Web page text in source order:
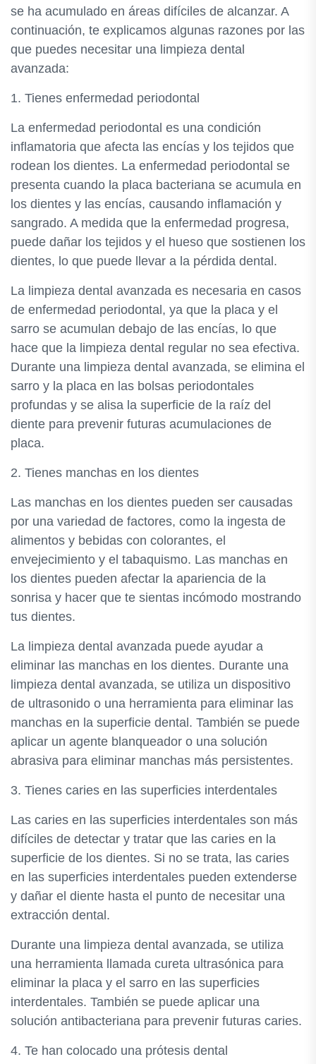
se ha acumulado en áreas difíciles de alcanzar. A
continuación, te explicamos algunas razones por las
que puedes necesitar una limpieza dental
avanzada:
1. Tienes enfermedad periodontal
La enfermedad periodontal es una condición
inflamatoria que afecta las encías y los tejidos que
rodean los dientes. La enfermedad periodontal se
presenta cuando la placa bacteriana se acumula en
los dientes y las encías, causando inflamación y
sangrado. A medida que la enfermedad progresa,
puede dañar los tejidos y el hueso que sostienen los
dientes, lo que puede llevar a la pérdida dental.
La limpieza dental avanzada es necesaria en casos
de enfermedad periodontal, ya que la placa y el
sarro se acumulan debajo de las encías, lo que
hace que la limpieza dental regular no sea efectiva.
Durante una limpieza dental avanzada, se elimina el
sarro y la placa en las bolsas periodontales
profundas y se alisa la superficie de la raíz del
diente para prevenir futuras acumulaciones de
placa.
2. Tienes manchas en los dientes
Las manchas en los dientes pueden ser causadas
por una variedad de factores, como la ingesta de
alimentos y bebidas con colorantes, el
envejecimiento y el tabaquismo. Las manchas en
los dientes pueden afectar la apariencia de la
sonrisa y hacer que te sientas incómodo mostrando
tus dientes.
La limpieza dental avanzada puede ayudar a
eliminar las manchas en los dientes. Durante una
limpieza dental avanzada, se utiliza un dispositivo
de ultrasonido o una herramienta para eliminar las
manchas en la superficie dental. También se puede
aplicar un agente blanqueador o una solución
abrasiva para eliminar manchas más persistentes.
3. Tienes caries en las superficies interdentales
Las caries en las superficies interdentales son más
difíciles de detectar y tratar que las caries en la
superficie de los dientes. Si no se trata, las caries
en las superficies interdentales pueden extenderse
y dañar el diente hasta el punto de necesitar una
extracción dental.
Durante una limpieza dental avanzada, se utiliza
una herramienta llamada cureta ultrasónica para
eliminar la placa y el sarro en las superficies
interdentales. También se puede aplicar una
solución antibacteriana para prevenir futuras caries.
4. Te han colocado una prótesis dental